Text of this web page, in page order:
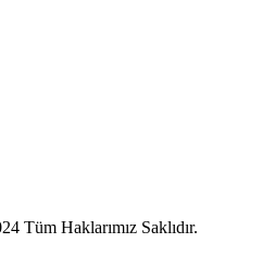
Tüm Haklarımız Saklıdır.